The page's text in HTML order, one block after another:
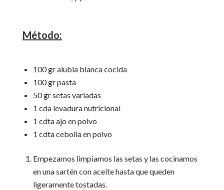
Método:
100 gr alubia blanca cocida
100 gr pasta
50 gr setas variadas
1 cda levadura nutricional
1 cdta ajo en polvo
1 cdta cebolla en polvo
Empezamos limpiamos las setas y las cocinamos
en una sartén con aceite hasta que queden
ligeramente tostadas.